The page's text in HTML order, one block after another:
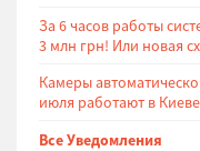
За 6 часов работы
3 млн грн! Или новая
Камеры
июля работают в
Все Уведомления